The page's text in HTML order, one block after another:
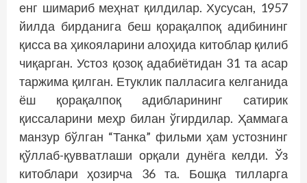
енг шимариб меҳнат қилдилар. Хусусан, 1957
йилда бирданига беш қорақалпоқ адибининг
қисса ва ҳикояларини алоҳида китоблар қилиб
чиқарган. Устоз қозоқ адабиётидан 31 та асар
таржима қилган. Етуклик палласига келганида
ёш қорақалпоқ адибларининг сатирик
қиссаларини меҳр билан ўгирдилар. Ҳаммага
манзур бўлган “Танка” фильми ҳам устознинг
қўллаб-қувватлаши орқали дунёга келди. Ўз
китоблари ҳозирча 36 та. Бошқа тилларга